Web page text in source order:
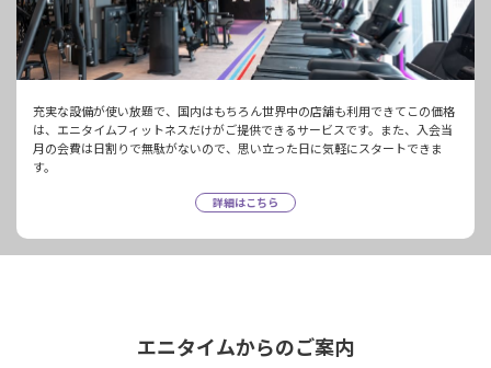
充実な設備が使い放題で、国内はもちろん世界中の店舗も利用できてこの価格
は、エニタイムフィットネスだけがご提供できるサービスです。また、入会当
月の会費は日割りで無駄がないので、思い立った日に気軽にスタートできま
す。
詳細はこちら
エニタイムからのご案内